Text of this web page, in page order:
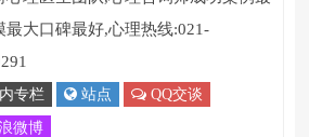
最大口碑最好,心理热线:021-
专栏 站点 QQ交谈
微博